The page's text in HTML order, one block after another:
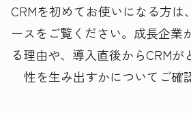
CRMを初めてお使いになる方は
ースをご覧ください。成長企業
る理由や、導入直後からCRMが
性を生み出すかについてご確